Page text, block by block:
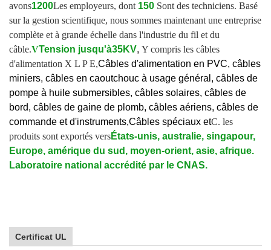
avons1200Les employeurs, dont 150 Sont des techniciens. Basé
sur la gestion scientifique, nous sommes maintenant une entreprise
complète et à grande échelle dans l'industrie du fil et du
câble.VTension jusqu'à35KV, Y compris les câbles
d'alimentation X L P E,Câbles d'alimentation en PVC, câbles
miniers, câbles en caoutchouc à usage général, câbles de
pompe à huile submersibles, câbles solaires, câbles de
bord, câbles de gaine de plomb, câbles aériens, câbles de
commande et d'instruments,Câbles spéciaux etC. les
produits sont exportés versÉtats-unis, australie, singapour,
Europe, amérique du sud, moyen-orient, asie, afrique.
Laboratoire national accrédité par le CNAS.
Certificat UL